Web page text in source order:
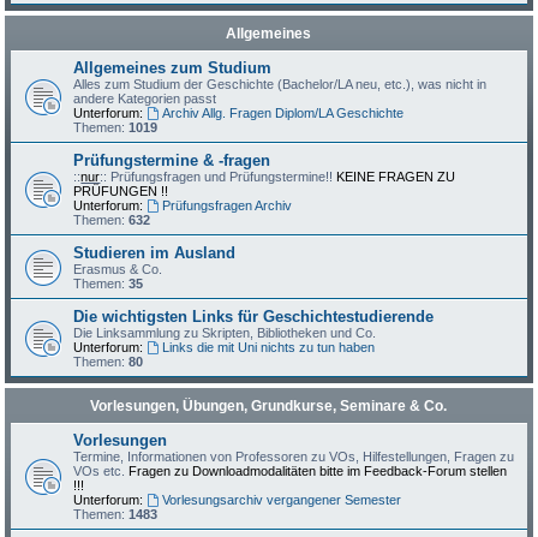
Allgemeines
Allgemeines zum Studium
Alles zum Studium der Geschichte (Bachelor/LA neu, etc.), was nicht in
andere Kategorien passt
Unterforum:
Archiv Allg. Fragen Diplom/LA Geschichte
Themen:1019
Prüfungstermine & -fragen
::nur:: Prüfungsfragen und Prüfungstermine!! KEINE FRAGEN ZU
PRÜFUNGEN !!
Unterforum:
Prüfungsfragen Archiv
Themen:632
Studieren im Ausland
Erasmus & Co.
Themen:35
Die wichtigsten Links für Geschichtestudierende
Die Linksammlung zu Skripten, Bibliotheken und Co.
Unterforum:
Links die mit Uni nichts zu tun haben
Themen:80
Vorlesungen, Übungen, Grundkurse, Seminare & Co.
Vorlesungen
Termine, Informationen von Professoren zu VOs, Hilfestellungen, Fragen zu
VOs etc. Fragen zu Downloadmodalitäten bitte im Feedback-Forum stellen
!!!
Unterforum:
Vorlesungsarchiv vergangener Semester
Themen:1483